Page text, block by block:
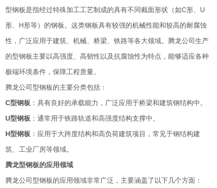
型钢板是指经过特殊加工工艺制成的具有不同截面形状（如C形、U
形、H形等）的钢板。这类钢板具有较强的机械性能和较高的耐腐蚀
性，广泛应用于建筑、机械、桥梁、铁路等各大领域。腾龙公司生产
的型钢板主要以高强度、高韧性以及抗腐蚀性为特点，能够适应各种
极端环境条件，保障工程质量。
腾龙公司型钢板的主要分类包括：
C型钢板 ：具有良好的承载能力，广泛应用于桥梁和建筑钢结构中。
U型钢板 ：通常用于铁路轨道和高强度结构支撑中。
H型钢板 ：应用于大跨度结构和高负荷建筑项目，常见于钢结构建
筑、工业厂房等领域。
腾龙型钢板的应用领域
腾龙公司型钢板的应用领域非常广泛，主要涵盖了以下几个方面：